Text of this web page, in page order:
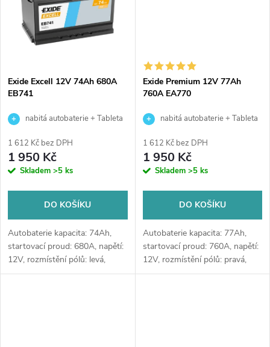
Exide Excell 12V 74Ah 680A
EB741
nabitá autobaterie + Tableta
výkup staré baterie při doručení
nebo v prodejně Jinočany
1 612 Kč bez DPH
1 950 Kč
Skladem >5 ks
DO KOŠÍKU
Autobaterie kapacita: 74Ah,
startovací proud: 680A, napětí:
12V, rozmístění pólů: levá,
rozměry: 278 x 175 x 190,
Exide Premium 12V 77Ah
760A EA770
nabitá autobaterie + Tableta
výkup staré baterie při doručení
nebo v prodejně Jinočany
1 612 Kč bez DPH
1 950 Kč
Skladem >5 ks
DO KOŠÍKU
Autobaterie kapacita: 77Ah,
startovací proud: 760A, napětí:
12V, rozmístění pólů: pravá,
rozměry: 278 x 175 x 190,